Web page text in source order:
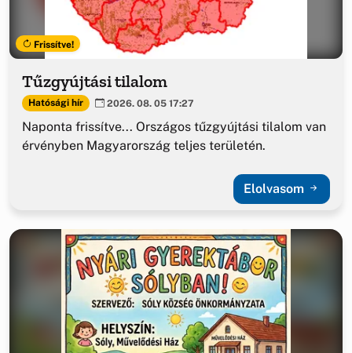
Frissítve!
Tűzgyújtási tilalom
Hatósági hír 2026. 08. 05 17:27
Naponta frissítve... Országos tűzgyújtási tilalom van
érvényben Magyarország teljes területén.
Elolvasom